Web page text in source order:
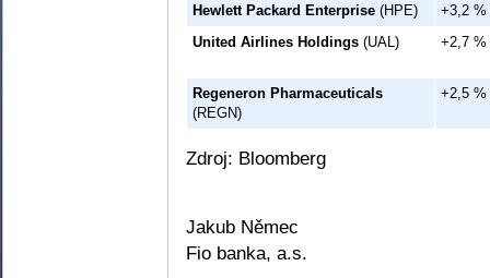
Hewlett Packard Enterprise (HPE)
+3,2 %
United Airlines Holdings (UAL) +2,7 %
Regeneron Pharmaceuticals
(REGN)
+2,5 %
Zdroj: Bloomberg
Jakub Němec
Fio banka, a.s.